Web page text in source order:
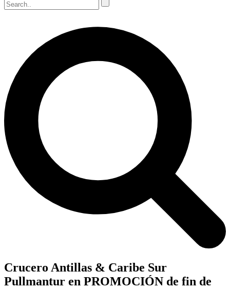
Crucero Antillas & Caribe Sur
Pullmantur en PROMOCIÓN de fin de